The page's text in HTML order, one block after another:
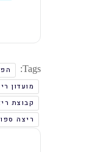
Tags:
מועדון
קבוצת
ריצה